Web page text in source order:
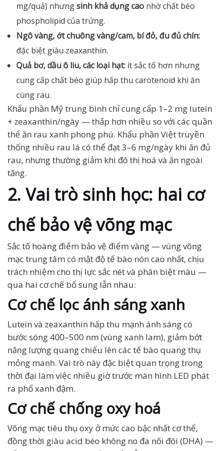
mg/quả) nhưngsinh khả dụng cao nhờ chất béo
phospholipid của trứng.
Ngô vàng, ớt chuông vàng/cam, bí đỏ, đu đủ chín:
đặc biệt giàu zeaxanthin.
Quả bơ, dầu ô liu, các loại hạt: ít sắc tố hơn nhưng
cung cấp chất béo giúp hấp thu carotenoid khi ăn
cùng rau.
Khẩu phần Mỹ trung bình chỉ cung cấp 1–2 mg lutein
+ zeaxanthin/ngày — thấp hơn nhiều so với các quần
thể ăn rau xanh phong phú. Khẩu phần Việt truyền
thống nhiều rau lá có thể đạt 3–6 mg/ngày khi ăn đủ
rau, nhưng thường giảm khi đô thị hoá và ăn ngoài
tăng.
2. Vai trò sinh học: hai cơ
chế bảo vệ võng mạc
Sắc tố hoàng điểm bảo vệ điểm vàng — vùng võng
mạc trung tâm có mật độ tế bào nón cao nhất, chịu
trách nhiệm cho thị lực sắc nét và phân biệt màu —
qua hai cơ chế bổ sung lẫn nhau:
Cơ chế lọc ánh sáng xanh
Lutein và zeaxanthin hấp thu mạnh ánh sáng có
bước sóng 400–500 nm (vùng xanh lam), giảm bớt
năng lượng quang chiếu lên các tế bào quang thụ
mỏng manh. Vai trò này đặc biệt quan trọng trong
thời đại làm việc nhiều giờ trước màn hình LED phát
ra phổ xanh đậm.
Cơ chế chống oxy hoá
Võng mạc tiêu thụ oxy ở mức cao bậc nhất cơ thể,
đồng thời giàu acid béo không no đa nối đôi (DHA) —